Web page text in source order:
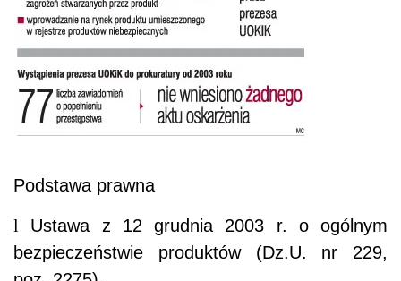
Podstawa prawna
l Ustawa z 12 grudnia 2003 r. o ogólnym
bezpieczeństwie produktów (Dz.U. nr 229,